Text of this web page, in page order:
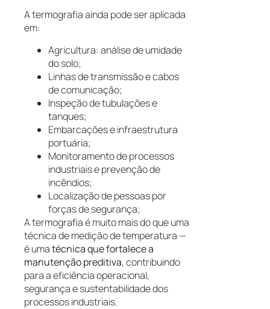
A termografia ainda pode ser aplicada
em:
Agricultura: análise de umidade
do solo;
Linhas de transmissão e cabos
de comunicação;
Inspeção de tubulações e
tanques;
Embarcações e infraestrutura
portuária;
Monitoramento de processos
industriais e prevenção de
incêndios;
Localização de pessoas por
forças de segurança;
A termografia é muito mais do que uma
técnica de medição de temperatura —
é umatécnica que fortalece a
manutenção preditiva, contribuindo
para a eficiência operacional,
segurança e sustentabilidade dos
processos industriais.